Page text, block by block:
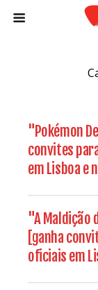
"Pokémon
convites
em Lisboa e
"A Maldição
[ganha
oficiais em